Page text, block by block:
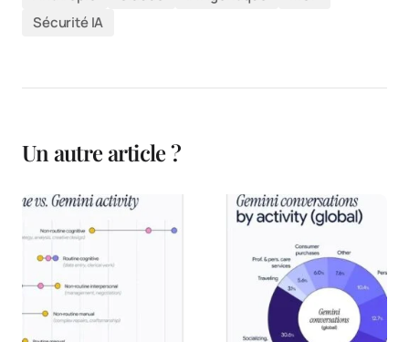
Sécurité IA
Un autre article ?